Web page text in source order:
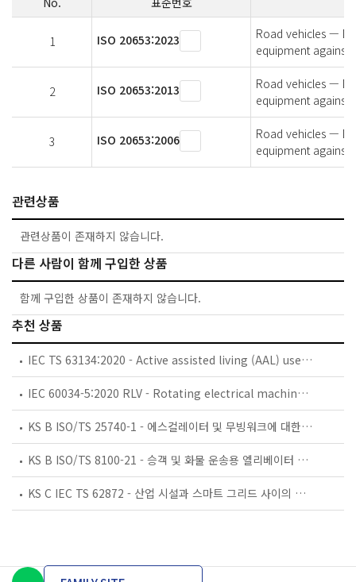
1 ISO 20653:2023
Road vehicles —
equipment against
2 ISO 20653:2013
Road vehicles —
equipment against
3 ISO 20653:2006
Road vehicles —
equipment against
관련상품
관련상품이 존재하지 않습니다.
다른 사람이 함께 구입한 상품
함께 구입한 상품이 존재하지 않습니다.
추천 상품
IEC TS 63134:2020 - Active assisted living (AAL) use cases
IEC 60034-5:2020 RLV - Rotating electrical machines - Part 5: Degrees of protection provided by the integral design of rotating electrical machines (IP code) - Classification
KS B ISO/TS 25740-1 - 에스컬레이터 및 무빙워크에 대한 안전요건 — 제1부: 세계공통 필수 안전요건(GESRs)
KS B ISO/TS 8100-21 - 승객 및 화물 운송용 엘리베이터 —제21부: 세계공통 필수안전요건(GESRs)을 충족하는 세계공통 안전 파라미터(GSPs)
KS C IEC TS 62872 - 산업 시설과 스마트 그리드 사이의 산업 공정 측정, 제어 및 자동화 시스템 인터페이스